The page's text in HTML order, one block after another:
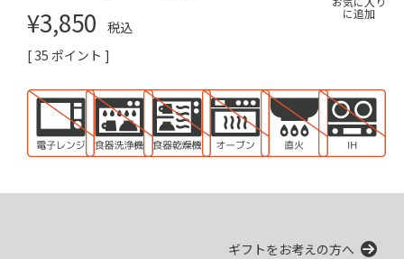
¥3,850
税込
[ 35 ポイント ]
ギフトをお考えの方へ